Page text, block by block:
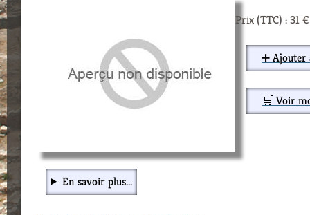
Prix (TTC) : 31 €
➕ Ajouter
🛒 Voir
En savoir plus...